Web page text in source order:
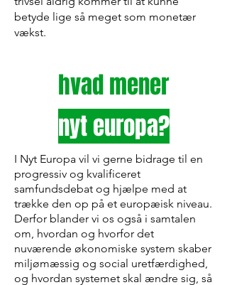
betyde lige så meget som monetær
vækst.
hvad mener
nyt europa?
I Nyt Europa vil vi gerne bidrage til en
progressiv og kvalificeret
samfundsdebat og hjælpe med at
trække den op på et europæisk niveau.
Derfor blander vi os også i samtalen
om, hvordan og hvorfor det
nuværende økonomiske system skaber
miljømæssig og social uretfærdighed,
og hvordan systemet skal ændre sig, så